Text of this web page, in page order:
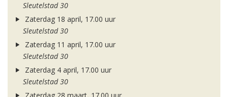
Sleutelstad 30
Zaterdag 18 april, 17.00 uur
Sleutelstad 30
Zaterdag 11 april, 17.00 uur
Sleutelstad 30
Zaterdag 4 april, 17.00 uur
Sleutelstad 30